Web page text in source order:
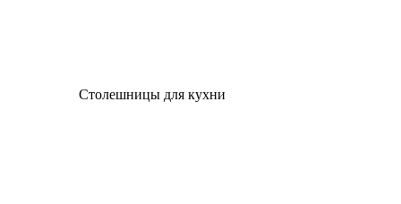
Столешницы для кухни